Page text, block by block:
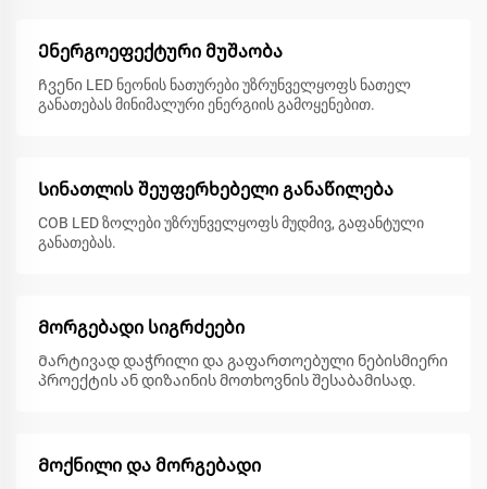
Ენერგოეფექტური მუშაობა
Ჩვენი LED ნეონის ნათურები უზრუნველყოფს ნათელ
განათებას მინიმალური ენერგიის გამოყენებით.
Სინათლის შეუფერხებელი განაწილება
COB LED ზოლები უზრუნველყოფს მუდმივ, გაფანტული
განათებას.
Მორგებადი სიგრძეები
Მარტივად დაჭრილი და გაფართოებული ნებისმიერი
პროექტის ან დიზაინის მოთხოვნის შესაბამისად.
Მოქნილი და მორგებადი